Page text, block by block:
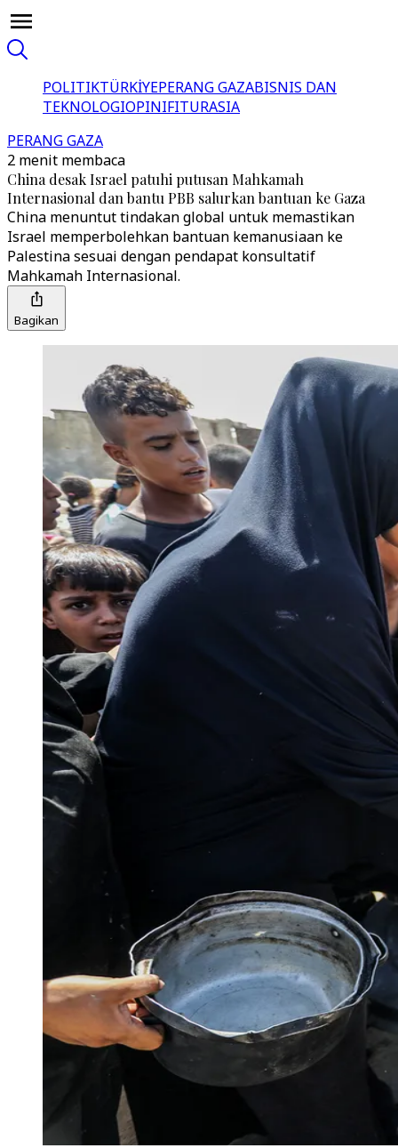
POLITIKTÜRKİYEPERANG GAZABISNIS DAN
TEKNOLOGIOPINIFITURASIA
PERANG GAZA
2 menit membaca
China desak Israel patuhi putusan Mahkamah
Internasional dan bantu PBB salurkan bantuan ke Gaza
China menuntut tindakan global untuk memastikan
Israel memperbolehkan bantuan kemanusiaan ke
Palestina sesuai dengan pendapat konsultatif
Mahkamah Internasional.
Bagikan